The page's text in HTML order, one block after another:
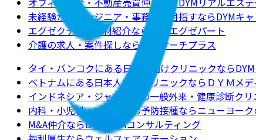
未経験からエンジニア・事務職を目指すならDYMキャ
エグゼクティブ人材紹介ならDYMエグゼパート
介護の求人・案件探しなら介護サーチプラス
タイ・バンコクにある日本人向けクリニックなら
ベトナムにある日本人向けクリニックならＤＹＭメ
インドネシア・ジャカルタの一般外来・健康診断ク
内科・小児科・ワクチンの予防接種ならニューヨー
M&A仲介ならDYM M&Aコンサルティング